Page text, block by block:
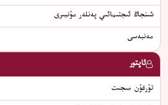
شىنجاڭ ئىجتىمائىي پەنلەر مۇنبىرى
مەنبەسى
ئاپتور
تۇرغۇن مىجىت